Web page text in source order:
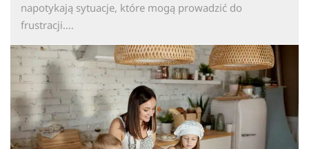
napotykają sytuacje, które mogą prowadzić do
frustracji....